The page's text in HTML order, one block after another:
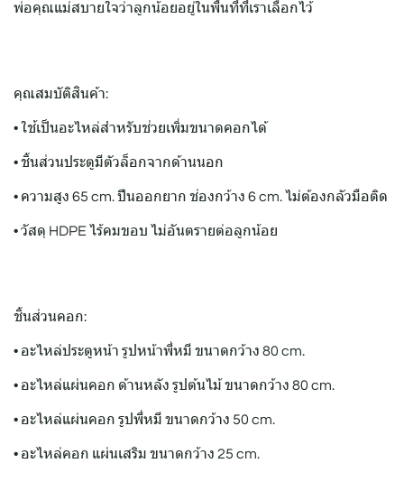
พ่อคุณแม่สบายใจว่าลูกน้อยอยู่ในพื้นที่ที่เราเลือกไว้
คุณสมบัติสินค้า:
• ใช้เป็นอะไหล่สำหรับช่วยเพิ่มขนาดคอกได้
• ชิ้นส่วนประตูมีตัวล็อกจากด้านนอก
• ความสูง 65 cm. ปีนออกยาก ช่องกว้าง 6 cm. ไม่ต้องกลัวมือติด
• วัสดุ HDPE ไร้คมขอบ ไม่อันตรายต่อลูกน้อย
ชิ้นส่วนคอก:
• อะไหล่ประตูหน้า รูปหน้าพี่หมี ขนาดกว้าง 80 cm.
• อะไหล่แผ่นคอก ด้านหลัง รูปต้นไม้ ขนาดกว้าง 80 cm.
• อะไหล่แผ่นคอก รูปพี่หมี ขนาดกว้าง 50 cm.
• อะไหล่คอก แผ่นเสริม ขนาดกว้าง 25 cm.